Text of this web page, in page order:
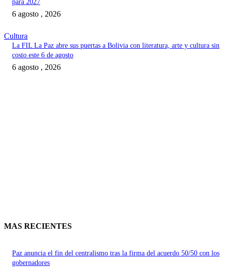
para 2027
6 agosto , 2026
Cultura
La FIL La Paz abre sus puertas a Bolivia con literatura, arte y cultura sin
costo este 6 de agosto
6 agosto , 2026
MAS RECIENTES
Paz anuncia el fin del centralismo tras la firma del acuerdo 50/50 con los
gobernadores